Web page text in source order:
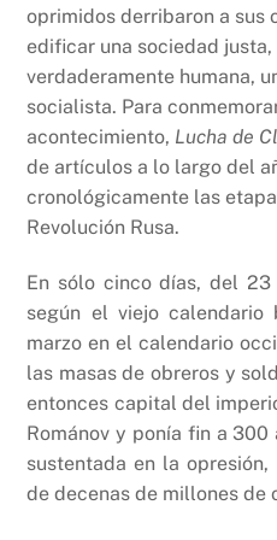
k
oprimidos derribaron a sus
edificar una sociedad
verdaderamente humana,
socialista. Para
acontecimiento, Lucha de
de artículos a lo largo del
cronológicamente las
Revolución Rusa.
En sólo cinco días, del
según el viejo
marzo en el calendario
las masas de obreros y
entonces capital del
Románov y ponía fin a
sustentada en la
de decenas de millones de